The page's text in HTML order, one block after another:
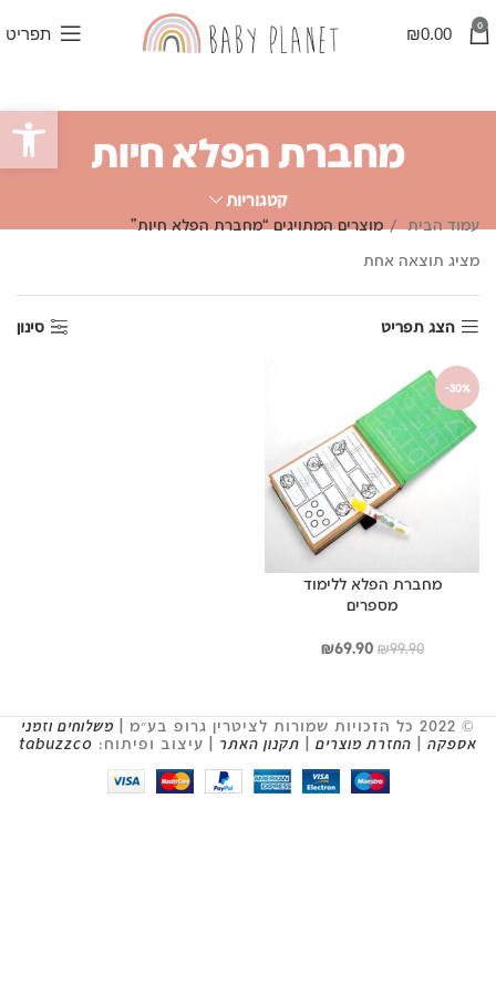
0
₪0.00 תפריט
מחברת הפלא חיות
קטגוריות
עמוד הבית
מוצרים המתויגים “מחברת הפלא חיות”
מציג תוצאה אחת
הצג תפריט סינון
-30%
מחברת הפלא ללימוד
מספרים
₪99.90
המחיר₪69.90
המחיר
© 2022 כל הזכויות שמורות לציטרין גרופ בע״מ |
משלוחים וזמני
אספקה
החזרת מוצרים תקנון האתר | עיצוב ופיתוח: tabuzzco
פתח